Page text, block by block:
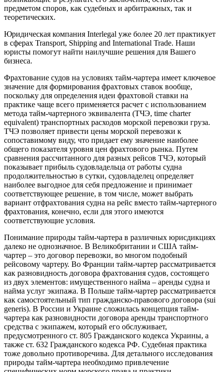
предметом споров, как судебных и арбитражных, так и
теоретических.
Юридическая компания Interlegal уже более 20 лет практикует
в сферах Transport, Shipping and International Trade. Наши
юристы помогут найти наилучшие решения для Вашего
бизнеса.
Фрахтование судов на условиях тайм-чартера имеет ключевое
значение для формирования фрахтовых ставок вообще,
поскольку для определения идеи фрахтовой ставки на
практике чаще всего применяется расчет с использованием
метода тайм-чартерного эквивалента (ТЧЭ, time charter
equivalent) транспортных расходов морской перевозки груза.
ТЧЭ позволяет привести цены морской перевозки к
сопоставимому виду, что придает ему значение наиболее
общего показателя уровня цен фрахтового рынка. Путем
сравнения рассчитанного для разных рейсов ТЧЭ, который
показывает прибыль судовладельца от работы судна
продолжительностью в сутки, судовладелец определяет
наиболее выгодное для себя предложение и принимает
соответствующее решение, в том числе, может выбрать
вариант отфрахтования судна на рейс вместо тайм-чартерного
фрахтования, конечно, если для этого имеются
соответствующие условия.
Понимание природы тайм-чартера в различных юрисдикциях
далеко не однозначное. В Великобритании и США тайм-
чартер – это договор перевозки, во многом подобный
рейсовому чартеру. Во Франции тайм-чартер рассматривается
как разновидность договора фрахтования судов, состоящего
из двух элементов: имущественного найма – аренды судна и
найма услуг экипажа. В Польше тайм-чартер рассматривается
как самостоятельный тип гражданско-правового договора (sui
generis). В России и Украине сложилась концепция тайм-
чартера как разновидности договора аренды транспортного
средства с экипажем, который его обслуживает,
предусмотренного ст. 805 Гражданского кодекса Украины, а
также ст. 632 Гражданского кодекса РФ. Судебная практика
тоже довольно противоречива. Для детального исследования
природы тайм-чартера необходимо привлечение